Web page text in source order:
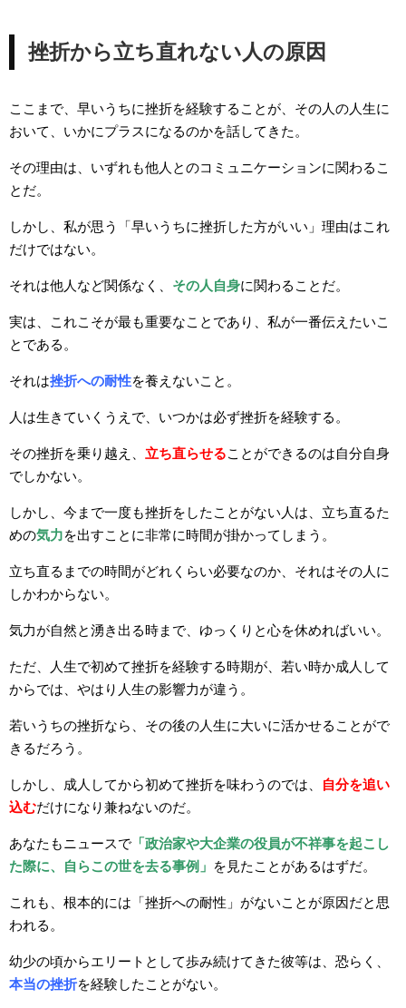
挫折から立ち直れない人の原因
ここまで、早いうちに挫折を経験することが、その人の人生に
おいて、いかにプラスになるのかを話してきた。
その理由は、いずれも他人とのコミュニケーションに関わるこ
とだ。
しかし、私が思う「早いうちに挫折した方がいい」理由はこれ
だけではない。
それは他人など関係なく、 その人自身に関わることだ。
実は、これこそが最も重要なことであり、私が一番伝えたいこ
とである。
それは挫折への耐性を養えないこと。
人は生きていくうえで、いつかは必ず挫折を経験する。
その挫折を乗り越え、 立ち直らせることができるのは自分自身
でしかない。
しかし、今まで一度も挫折をしたことがない人は、立ち直るた
めの気力を出すことに非常に時間が掛かってしまう。
立ち直るまでの時間がどれくらい必要なのか、それはその人に
しかわからない。
気力が自然と湧き出る時まで、ゆっくりと心を休めればいい。
ただ、人生で初めて挫折を経験する時期が、若い時か成人して
からでは、やはり人生の影響力が違う。
若いうちの挫折なら、その後の人生に大いに活かせることがで
きるだろう。
しかし、成人してから初めて挫折を味わうのでは、
自分を追い
込むだけになり兼ねないのだ。
あなたもニュースで 「政治家や大企業の役員が不祥事を起こし
た際に、自らこの世を去る事例」 を見たことがあるはずだ。
これも、根本的には「挫折への耐性」がないことが原因だと思
われる。
幼少の頃からエリートとして歩み続けてきた彼等は、恐らく、
本当の挫折を経験したことがない。